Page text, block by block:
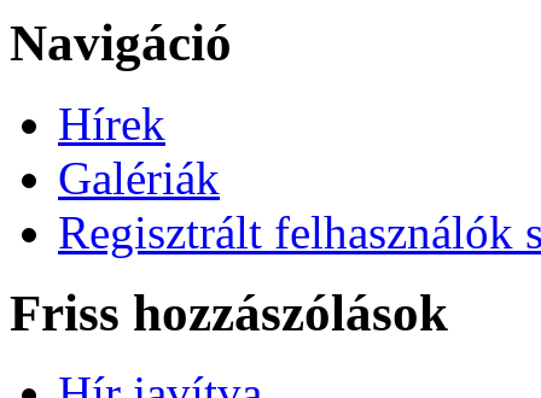
Navigáció
Hírek
Galériák
Regisztrált felhasználók
Friss hozzászólások